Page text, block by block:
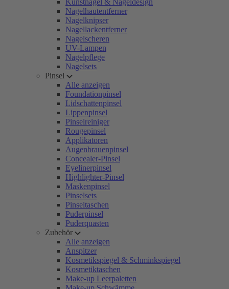
Kunstnägel & Nageldesign
Nagelhautentferner
Nagelknipser
Nagellackentferner
Nagelscheren
UV-Lampen
Nagelpflege
Nagelsets
Pinsel
Alle anzeigen
Foundationpinsel
Lidschattenpinsel
Lippenpinsel
Pinselreiniger
Rougepinsel
Applikatoren
Augenbrauenpinsel
Concealer-Pinsel
Eyelinerpinsel
Highlighter-Pinsel
Maskenpinsel
Pinselsets
Pinseltaschen
Puderpinsel
Puderquasten
Zubehör
Alle anzeigen
Anspitzer
Kosmetikspiegel & Schminkspiegel
Kosmetiktaschen
Make-up Leerpaletten